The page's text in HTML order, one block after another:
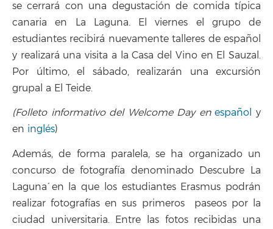
se cerrará con una degustación de comida típica
canaria en La Laguna. El viernes el grupo de
estudiantes recibirá nuevamente talleres de español
y realizará una visita a la Casa del Vino en El Sauzal.
Por último, el sábado, realizarán una excursión
grupal a El Teide.
(Folleto informativo del Welcome Day enespañol y
en inglés)
Además, de forma paralela, se ha organizado un
concurso de fotografía denominado `Descubre La
Laguna´ en la que los estudiantes Erasmus podrán
realizar fotografías en sus primeros paseos por la
ciudad universitaria. Entre las fotos recibidas una